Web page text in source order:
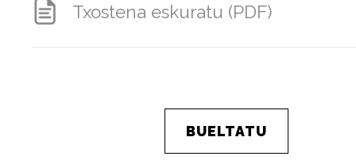
Txostena eskuratu (PDF)
BUELTATU